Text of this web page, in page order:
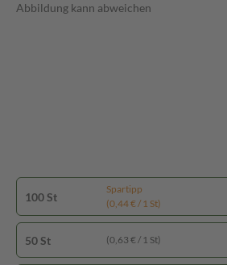
Abbildung kann abweichen
100 St
Spartipp
(0,44 € / 1 St)
50 St (0,63 € / 1 St)